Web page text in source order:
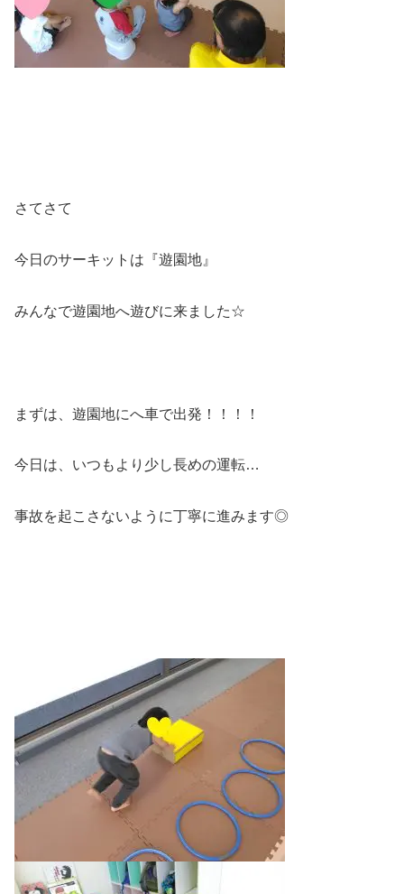
さてさて
今日のサーキットは『遊園地』
みんなで遊園地へ遊びに来ました☆
まずは、遊園地にへ車で出発！！！！
今日は、いつもより少し長めの運転…
事故を起こさないように丁寧に進みます◎